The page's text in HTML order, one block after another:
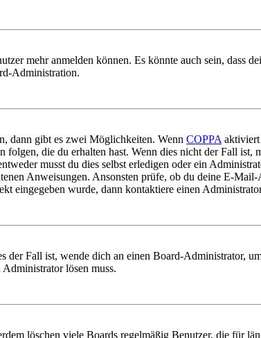
mehr anmelden können. Es könnte auch sein, dass
Administration.
dann gibt es zwei Möglichkeiten. Wenn COPPA aktiviert
die du erhalten hast. Wenn dies nicht der Fall ist,
musst du dies selbst erledigen oder ein
Anweisungen. Ansonsten prüfe, ob du deine E-Mail-
eingegeben wurde, dann kontaktiere einen
Fall ist, wende dich an einen Board-Administrator,
lösen muss.
löschen viele Boards regelmäßig Benutzer, die für